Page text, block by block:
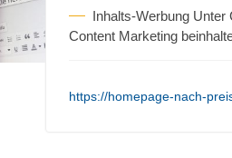
Inhalts-Werbung Unter
Content Marketing
https://homepage-nach-